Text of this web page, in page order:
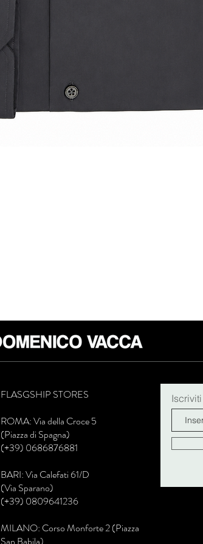
FLASGSHIP STORES
ROMA: Via della Croce 5
(Piazza di Spagna)
(+39) 0686876881
BARI: Via Calefati 61/D
(Via Sparano)
(+39) 0809641236
MILANO: Corso Monforte 2 (Piazza